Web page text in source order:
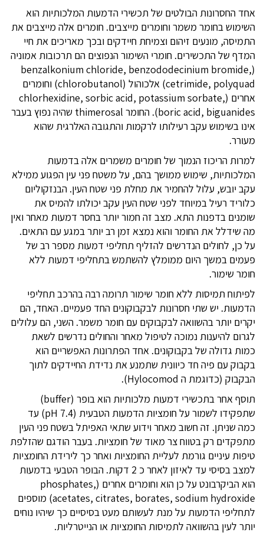
אחד החסרונות הבולטים של תכשירי הדמעות המלכותיות הוא
השימוש בחומר משמר וחומרים מייצבים. חומרים אלה מייצבים את
התמיסה, מונעים זיהום וצמיחת חיידקים ובכך מאריכים את חיי
המדף של התכשירים. חומרי השימור הנפוצים הם תרכובות אמוניה
(benzalkonium chloride, benzododecinium bromide,
cetrimide, polyquad) אלכוהול (chlorobutanol) וחומרים
אחרים (chlorhexidine, sorbic acid, potassium sorbate,
boric acid, biguanides). החומר thimerosal שהיה נפוץ בעבר
אינו בשימוש עקב רעילותו לרקמות והתגובה האלרגית שהוא
מעורר.
למרות הריכוז הנמוך של חומרים משמרים אלה בדמעות
המלכותיות, שימוש ממושך בהם, על משטח פני עין הפגוע ממילא
עקב יובש, עלול להחמיר את מחלת פני שטח העין. הבנזקוליום
כלוריד רעיל במיוחד לפני שטח העין עקב יכולתו להמיס את
שומנים בדפנות התא. מצב זה חמור יותר בחסר דמעות מאחר ואין
מה שידלל את החומר והוא נמצא זמן רב יותר במגע עם התאים.
על כן, לחולים הנדרשים להזליף תחליפי דמעות מספר רב של
פעמים במשך היום ממומלץ להשתמש בתחליפי דמעות ללא
חומר שימור.
לפיתוח תמיסות ללא חומר שימור תרומה רבה בהרכב תחליפי
הדמעות. יש שתי חסרונות לבקבוקונים החד פעמיים. האחד, הם
יקרים יותר בהשוואה לבקבוקים עם חומר משמר. השני, הם עלולים
לגרום להיענות נמוכה לטיפול מאחר והחולים נדרשים לשאת
כמות גדולה של בקבוקונים. אחד הפתרונות האפשריים הוא
בקבוק עם פיה חד כיוונית שתמנע את נדידת החיידקים לתוך
הבקבוק (כדוגמת ה Hylocomod).
תוסף אחר בתכשירי דמעות מלכותיות הוא בופר (buffer)
שתפקידו לשמור על חומציות הדמעות הטבעית (pH 7.4) עד
כמה שניתן. זה חשוב מאחר וידוע שתאי האפיתל בשטח פני העין
מתפקדים רק בטווח צר מאוד של חומציות. בעבר הודגם שהזלפת
טיפות עיניים גורמת לעליית החומציות ואחר כך לירידת החומציות
למצב בסיסי עד לאיזון לאחר כ 2 דקות. הבופר הטבעי בדמעות
הוא הביקרבונט על כן הוא וחומרים אחרים (phosphates,
acetates, citrates, borates, sodium hydroxide) מוספים
לתחליפי הדמעות על מנת לעשותם מעט בסיסיים כך שיהיו נוחים
יותר לעין בהשוואה לתמיסות החומציות או הנייטרליות.